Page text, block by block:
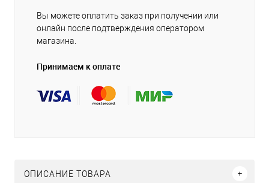
Вы можете оплатить заказ при получении или
онлайн после подтверждения оператором
магазина.
Принимаем к оплате
ОПИСАНИЕ ТОВАРА